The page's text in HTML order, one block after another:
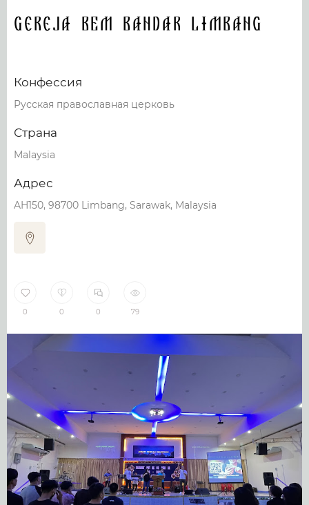
Gereja BEM Bandar limbang
Конфессия
Русская православная церковь
Страна
Malaysia
Адрес
AH150, 98700 Limbang, Sarawak, Malaysia
0 0 0 79